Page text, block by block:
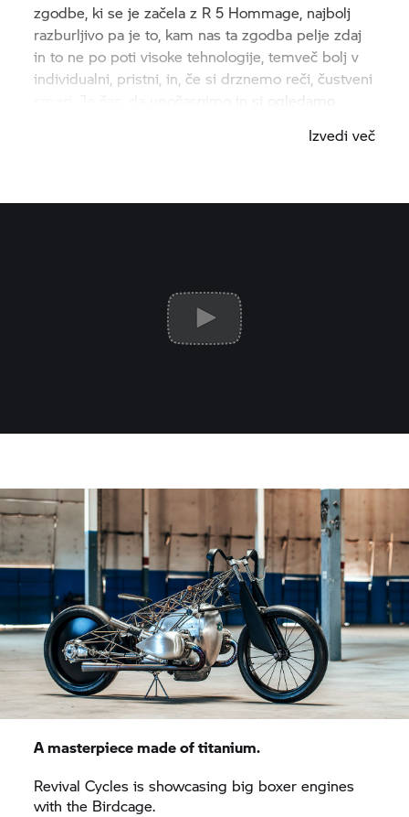
zgodbe, ki se je začela z R 5 Hommage, najbolj
razburljivo pa je to, kam nas ta zgodba pelje zdaj
in to ne po poti visoke tehnologije, temveč bolj v
individualni, pristni, in, če si drznemo reči, čustveni
smeri. Je čas, da upočasnimo in si ogledamo
Izvedi več
A masterpiece made of titanium.
Revival Cycles is showcasing big boxer engines
with the Birdcage.